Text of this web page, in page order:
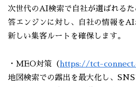
次世代のAI検索で自社が選ばれる
答エンジンに対し、自社の情報をAI
新しい集客ルートを確保します。
・MEO対策（https://tct-
地図検索での露出を最大化し、